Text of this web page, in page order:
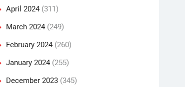
April 2024 (311)
March 2024 (249)
February 2024 (260)
January 2024 (255)
December 2023 (345)